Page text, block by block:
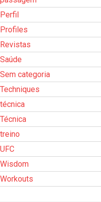
Perfil
Profiles
Revistas
Saúde
Sem categoria
Techniques
técnica
Técnica
treino
UFC
Wisdom
Workouts